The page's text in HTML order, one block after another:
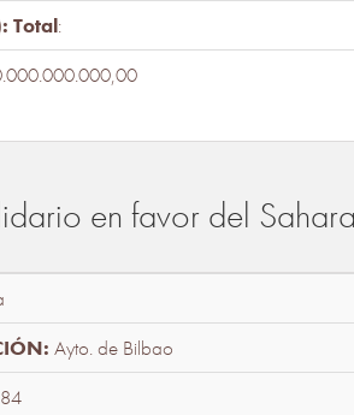
Total:
en favor del
Ayto. de Bilbao